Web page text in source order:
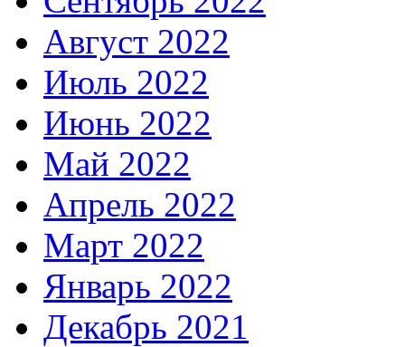
Август 2022
Июль 2022
Июнь 2022
Май 2022
Апрель 2022
Март 2022
Январь 2022
Декабрь 2021